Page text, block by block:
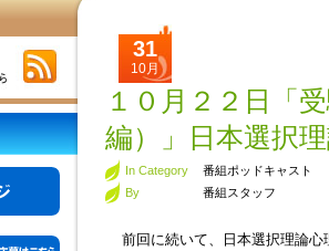
31
10月
１０月２２日「
編）」日本選択
In Category
番組ポッドキャスト
By
番組スタッフ
前回に続いて、日本選択理論